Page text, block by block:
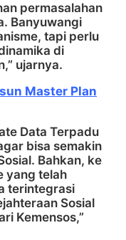
permasalahan
Banyuwangi
tapi perlu
di
ujarnya.
Master Plan
Data Terpadu
bisa semakin
Bahkan, ke
yang telah
terintegrasi
Sosial
Kemensos,”